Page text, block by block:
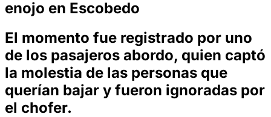
enojo en Escobedo
El momento fue registrado por uno
de los pasajeros abordo, quien captó
la molestia de las personas que
querían bajar y fueron ignoradas por
el chofer.